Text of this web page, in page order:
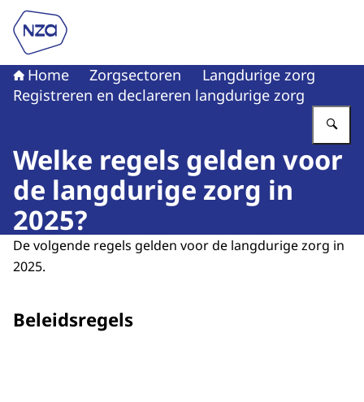
Naar de homepage van Nederlandse Zorgautoriteit
Home Zorgsectoren
Langdurige zorg
Registreren en declareren langdurige zorg
Welke regels gelden voor
de langdurige zorg in
2025?
De volgende regels gelden voor de langdurige zorg in
2025.
Beleidsregels